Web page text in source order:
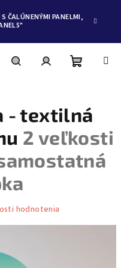
ČALÚNENÝMI PANELMI,
košík
- textilná
2 veľkosti
hodnotenia